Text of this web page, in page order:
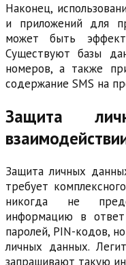
Наконец,
и приложений для
может быть
Существуют базы
номеров, а также
содержание SMS на
Защита
Защита личных
требует
никогда не
информацию в ответ
паролей, PIN-кодов,
личных данных.
запрашивают такую